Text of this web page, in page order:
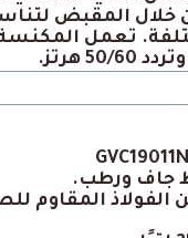
خلال المقبض
تعمل
جاف ورطب.
الفولاذ المقاوم